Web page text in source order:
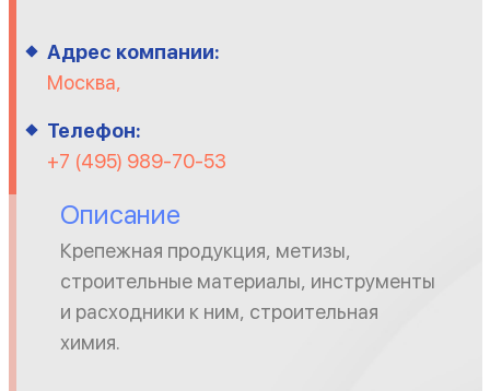
Адрес компании:
Москва,
Телефон:
+7 (495) 989-70-53
Описание
Крепежная продукция, метизы,
строительные материалы, инструменты
и расходники к ним, строительная
химия.